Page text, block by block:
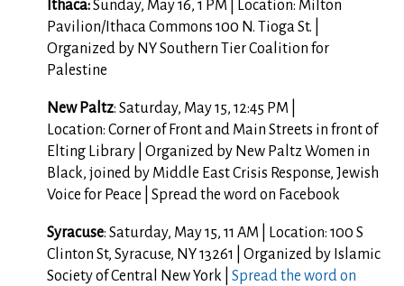
Ithaca:Sunday, May 16, 1 PM | Location: Milton
Pavilion/Ithaca Commons 100 N. Tioga St. |
Organized by NY Southern Tier Coalition for
Palestine
New Paltz: Saturday, May 15, 12:45 PM |
Location:Corner of Front and Main Streets in front of
Elting Library | Organized by New Paltz Women in
Black, joined by Middle East Crisis Response, Jewish
Voice for Peace | Spread the word on Facebook
Syracuse: Saturday, May 15, 11 AM | Location:100 S
Clinton St, Syracuse, NY 13261 | Organized by Islamic
Society of Central New York |Spread the word on